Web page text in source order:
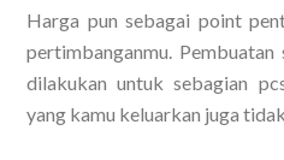
Harga pun sebagai point
pertimbanganmu. Pembuatan
dilakukan untuk sebagian
yang kamu keluarkan juga